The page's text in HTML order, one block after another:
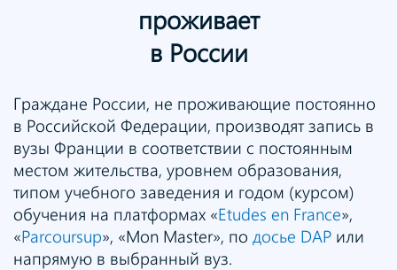
проживает
в России
Граждане России, не проживающие постоянно
в Российской Федерации, производят запись в
вузы Франции в соответствии с постоянным
местом жительства, уровнем образования,
типом учебного заведения и годом (курсом)
обучения на платформах «Etudes en France»,
«Parcoursup», «Mon Master», по досье DAP или
напрямую в выбранный вуз.